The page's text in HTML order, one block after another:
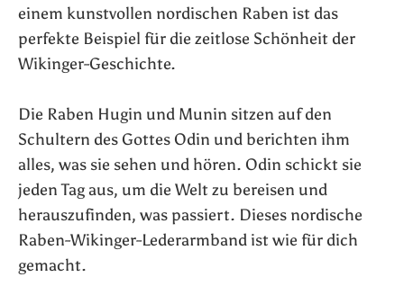
einem kunstvollen nordischen Raben ist das
perfekte Beispiel für die zeitlose Schönheit der
Wikinger-Geschichte.
Die Raben Hugin und Munin sitzen auf den
Schultern des Gottes Odin und berichten ihm
alles, was sie sehen und hören. Odin schickt sie
jeden Tag aus, um die Welt zu bereisen und
herauszufinden, was passiert. Dieses nordische
Raben-Wikinger-Lederarmband ist wie für dich
gemacht.